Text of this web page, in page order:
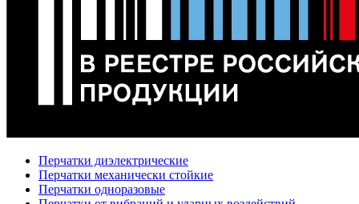
Перчатки диэлектрические
Перчатки механически стойкие
Перчатки одноразовые